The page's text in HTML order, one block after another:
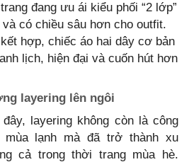
đang ưu ái kiểu phối “2 lớp”
có chiều sâu hơn cho outfit.
hợp, chiếc áo hai dây cơ bản
lịch, hiện đại và cuốn hút hơn
layering lên ngôi
layering không còn là công
mùa lạnh mà đã trở thành xu
cả trong thời trang mùa hè.